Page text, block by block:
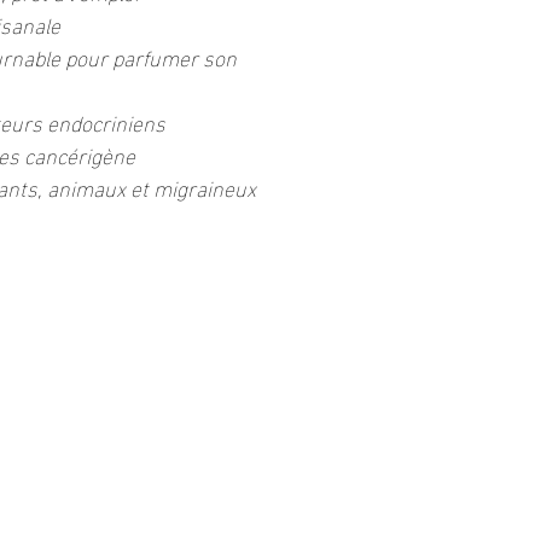
pour parfumer son
endocriniens
cancérigène
animaux et migraineux